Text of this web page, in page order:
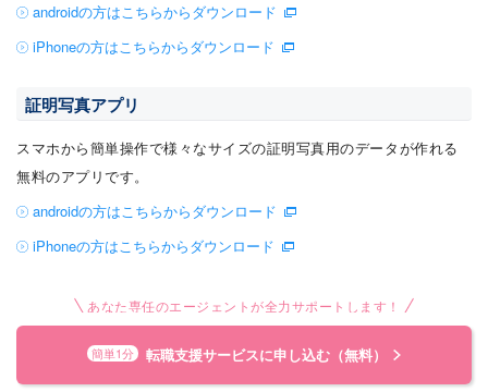
androidの方はこちらからダウンロード
iPhoneの方はこちらからダウンロード
証明写真アプリ
スマホから簡単操作で様々なサイズの証明写真用のデータが作れる
無料のアプリです。
androidの方はこちらからダウンロード
iPhoneの方はこちらからダウンロード
あなた専任のエージェントが全力サポートします！
簡単1分 転職支援サービスに申し込む（無料）